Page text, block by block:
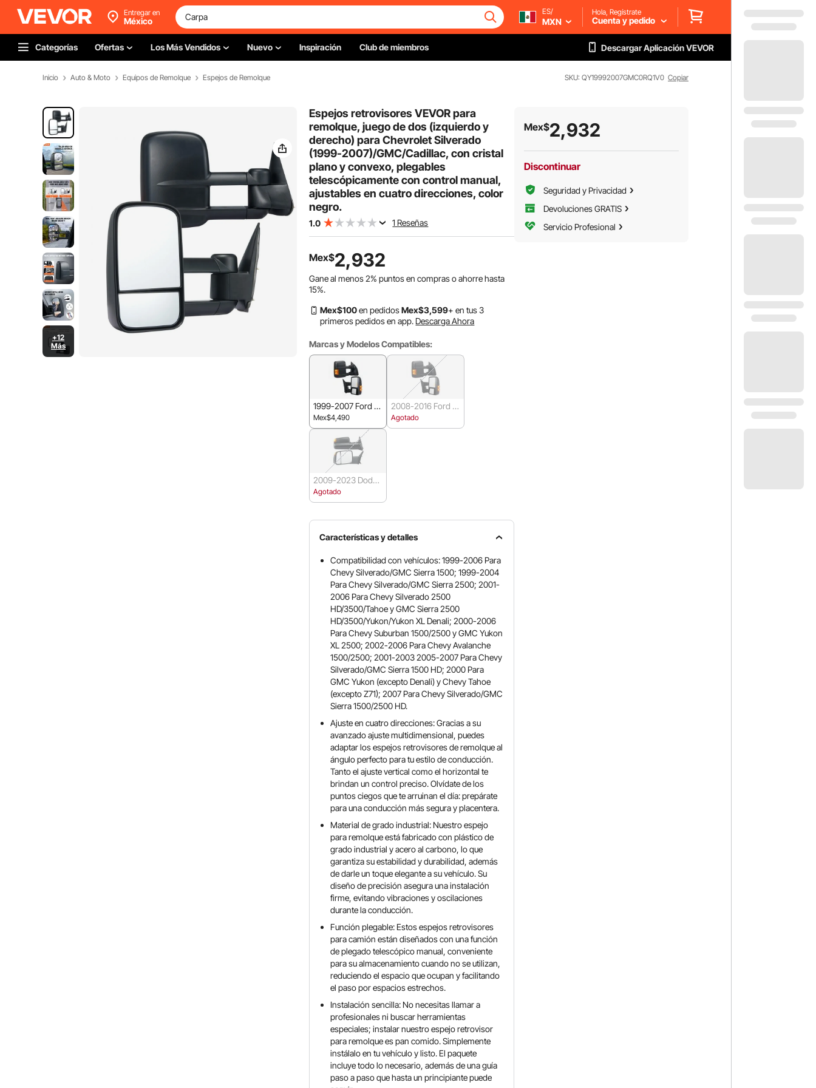
Entregar en
México
ES/
MXN
Hola, Regístrate
Cuenta y pedido
Categorías Ofertas Los Más Vendidos Nuevo Inspiración Club de miembros Descargar Aplicación VEVOR
Inicio Auto & Moto Equipos de Remolque Espejos de Remolque SKU: QY19992007GMC0RQ1V0 Copiar
+12
Más
Espejos retrovisores VEVOR para
remolque, juego de dos (izquierdo y
derecho) para Chevrolet Silverado
(1999-2007)/GMC/Cadillac, con cristal
plano y convexo, plegables
telescópicamente con control manual,
ajustables en cuatro direcciones, color
negro.
1.0 1 Reseñas
Mex$2,932
Gane al menos2% puntos en compras o ahorre hasta
15%.
Mex$100en pedidosMex$3,599+ en tus 3
primeros pedidos en app. Descarga Ahora
Marcas y Modelos Compatibles:
1999-2007 Ford F
250/F350/F450/F
Mex$4,490
2008-2016 Ford F
250/F350/F450/F
550
Agotado
2009-2023 Dodge
Ram 1500/2500/3
500
Agotado
Características y detalles
Compatibilidad con vehículos: 1999-2006 Para
Chevy Silverado/GMC Sierra 1500; 1999-2004
Para Chevy Silverado/GMC Sierra 2500; 2001-
2006 Para Chevy Silverado 2500
HD/3500/Tahoe y GMC Sierra 2500
HD/3500/Yukon/Yukon XL Denali; 2000-2006
Para Chevy Suburban 1500/2500 y GMC Yukon
XL 2500; 2002-2006 Para Chevy Avalanche
1500/2500; 2001-2003 2005-2007 Para Chevy
Silverado/GMC Sierra 1500 HD; 2000 Para
GMC Yukon (excepto Denali) y Chevy Tahoe
(excepto Z71); 2007 Para Chevy Silverado/GMC
Sierra 1500/2500 HD.
Ajuste en cuatro direcciones: Gracias a su
avanzado ajuste multidimensional, puedes
adaptar los espejos retrovisores de remolque al
ángulo perfecto para tu estilo de conducción.
Tanto el ajuste vertical como el horizontal te
brindan un control preciso. Olvídate de los
puntos ciegos que te arruinan el día: prepárate
para una conducción más segura y placentera.
Material de grado industrial: Nuestro espejo
para remolque está fabricado con plástico de
grado industrial y acero al carbono, lo que
garantiza su estabilidad y durabilidad, además
de darle un toque elegante a su vehículo. Su
diseño de precisión asegura una instalación
firme, evitando vibraciones y oscilaciones
durante la conducción.
Función plegable: Estos espejos retrovisores
para camión están diseñados con una función
de plegado telescópico manual, conveniente
para su almacenamiento cuando no se utilizan,
reduciendo el espacio que ocupan y facilitando
el paso por espacios estrechos.
Instalación sencilla: No necesitas llamar a
profesionales ni buscar herramientas
especiales; instalar nuestro espejo retrovisor
para remolque es pan comido. Simplemente
instálalo en tu vehículo y listo. El paquete
incluye todo lo necesario, además de una guía
paso a paso que hasta un principiante puede
Mex$2,932
Discontinuar
Seguridad y Privacidad
Devoluciones GRATIS
Servicio Profesional